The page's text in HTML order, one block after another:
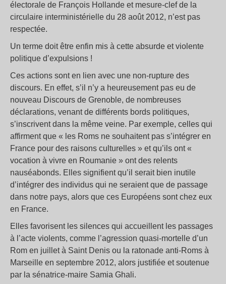
électorale de François Hollande et mesure-clef de la
circulaire interministérielle du 28 août 2012, n’est pas
respectée.
Un terme doit être enfin mis à cette absurde et violente
politique d’expulsions !
Ces actions sont en lien avec une non-rupture des
discours. En effet, s’il n’y a heureusement pas eu de
nouveau Discours de Grenoble, de nombreuses
déclarations, venant de différents bords politiques,
s’inscrivent dans la même veine. Par exemple, celles qui
affirment que « les Roms ne souhaitent pas s’intégrer en
France pour des raisons culturelles » et qu’ils ont «
vocation à vivre en Roumanie » ont des relents
nauséabonds. Elles signifient qu’il serait bien inutile
d’intégrer des individus qui ne seraient que de passage
dans notre pays, alors que ces Européens sont chez eux
en France.
Elles favorisent les silences qui accueillent les passages
à l’acte violents, comme l’agression quasi-mortelle d’un
Rom en juillet à Saint Denis ou la ratonade anti-Roms à
Marseille en septembre 2012, alors justifiée et soutenue
par la sénatrice-maire Samia Ghali.